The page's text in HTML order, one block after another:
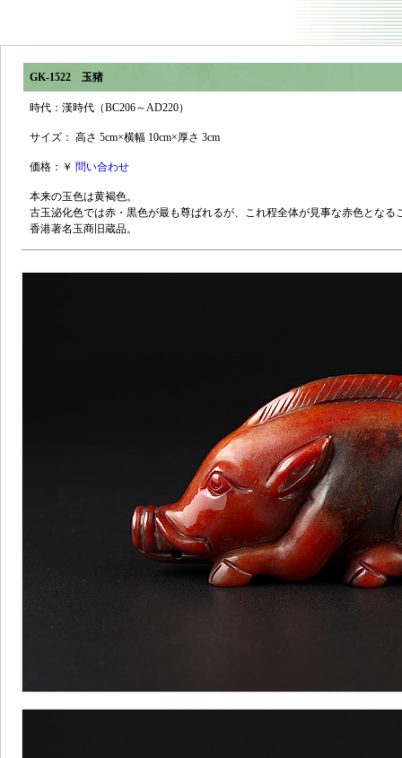
GK-1522 玉猪
時代：漢時代（BC206～AD220）
サイズ： 高さ 5cm×横幅 10cm×厚さ 3cm
価格：￥ 問い合わせ
本来の玉色は黄褐色。
古玉泌化色では赤・黒色が最も尊ばれるが、これ程全体が見事な赤色となる
香港著名玉商旧蔵品。